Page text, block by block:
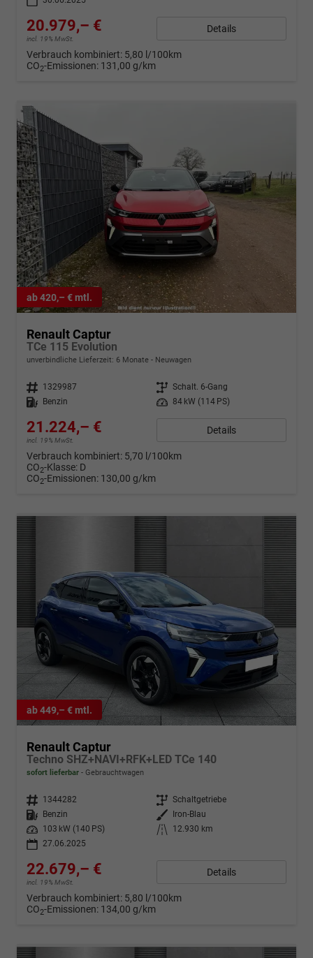
20.979,– €
incl. 19% MwSt.
Details
Verbrauch kombiniert: 5,80 l/100km
CO2-Emissionen: 131,00 g/km
ab 420,– € mtl.
Renault Captur
TCe 115 Evolution
unverbindliche Lieferzeit: 6 Monate Neuwagen
Fahrzeugnr. 1329987 Getriebe Schalt. 6-Gang
Kraftstoff
Benzin Leistung 84 kW (114 PS)
21.224,– €
incl. 19% MwSt.
Details
Verbrauch kombiniert: 5,70 l/100km
CO2-Klasse: D
CO2-Emissionen: 130,00 g/km
ab 449,– € mtl.
Renault Captur
Techno SHZ+NAVI+RFK+LED TCe 140
sofort lieferbar Gebrauchtwagen
Fahrzeugnr. 1344282 Getriebe Schaltgetriebe
Kraftstoff
Benzin Außenfarbe
Iron-Blau
Leistung
103 kW (140 PS) Kilometerstand
12.930 km
27.06.2025
22.679,– €
incl. 19% MwSt.
Details
Verbrauch kombiniert: 5,80 l/100km
CO2-Emissionen: 134,00 g/km